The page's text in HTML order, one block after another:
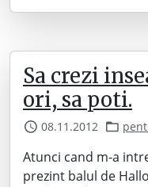
Sa crezi
ori, sa poti.
08.11.2012
Atunci cand m-a
prezint balul de